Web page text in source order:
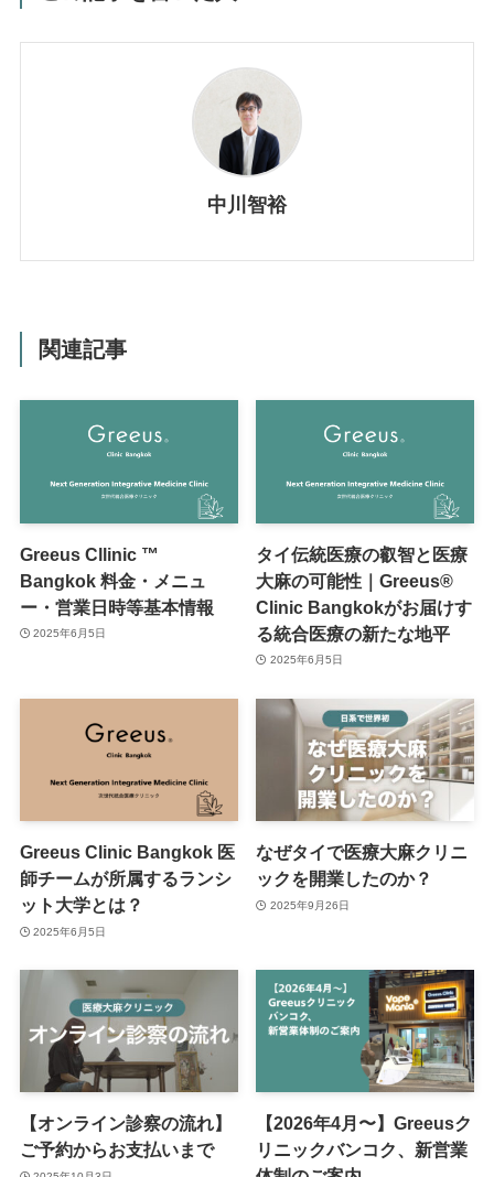
中川智裕
関連記事
Greeus Cllinic ™
Bangkok 料金・メニュ
ー・営業日時等基本情報
2025年6月5日
タイ伝統医療の叡智と医療
大麻の可能性｜Greeus®
Clinic Bangkokがお届けす
る統合医療の新たな地平
2025年6月5日
Greeus Clinic Bangkok 医
師チームが所属するランシ
ット大学とは？
2025年6月5日
なぜタイで医療大麻クリニ
ックを開業したのか？
2025年9月26日
【オンライン診察の流れ】
ご予約からお支払いまで
【2026年4月〜】Greeusク
リニックバンコク、新営業